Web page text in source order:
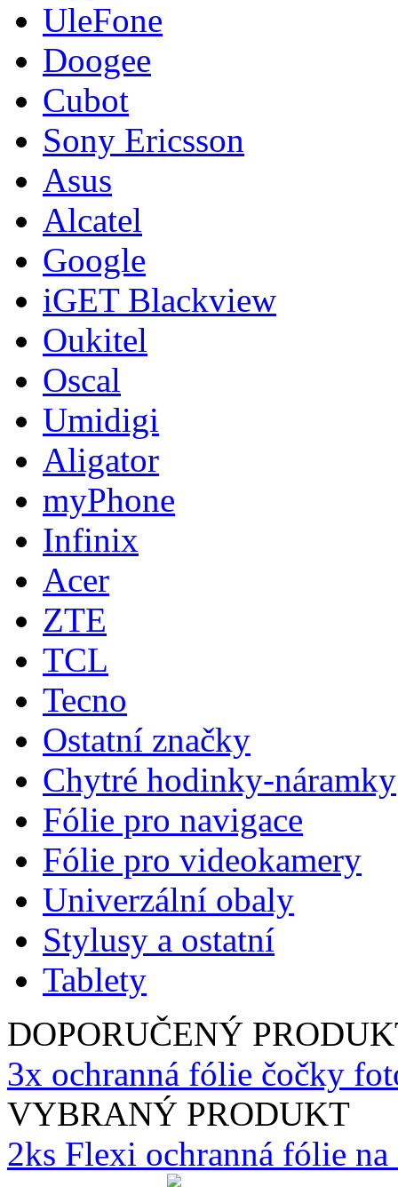
UleFone
Doogee
Cubot
Sony Ericsson
Asus
Alcatel
Google
iGET Blackview
Oukitel
Oscal
Umidigi
Aligator
myPhone
Infinix
Acer
ZTE
TCL
Tecno
Ostatní značky
Chytré hodinky-náramky
Fólie pro navigace
Fólie pro videokamery
Univerzální obaly
Stylusy a ostatní
Tablety
DOPORUČENÝ
3x ochranná fólie čočky
VYBRANÝ PRODUKT
2ks Flexi ochranná fólie